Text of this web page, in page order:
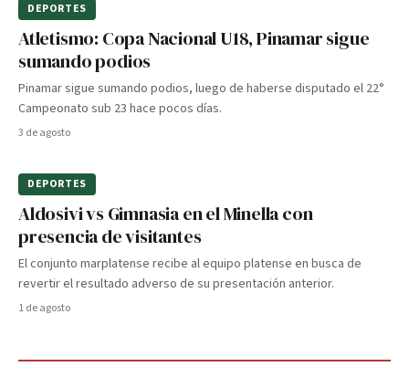
DEPORTES
Atletismo: Copa Nacional U18, Pinamar sigue
sumando podios
Pinamar sigue sumando podios, luego de haberse disputado el 22°
Campeonato sub 23 hace pocos días.
3 de agosto
DEPORTES
Aldosivi vs Gimnasia en el Minella con
presencia de visitantes
El conjunto marplatense recibe al equipo platense en busca de
revertir el resultado adverso de su presentación anterior.
1 de agosto